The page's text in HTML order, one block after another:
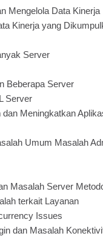
Mengelola Data Kinerja
Kinerja yang
Server
Beberapa Server
Server
Meningkatkan
Umum Masalah
Masalah Server
terkait Layanan
Issues
dan Masalah